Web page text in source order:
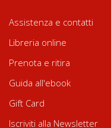
Assistenza e contatti
Libreria online
Prenota e ritira
Guida all'ebook
Gift Card
Iscriviti alla Newsletter